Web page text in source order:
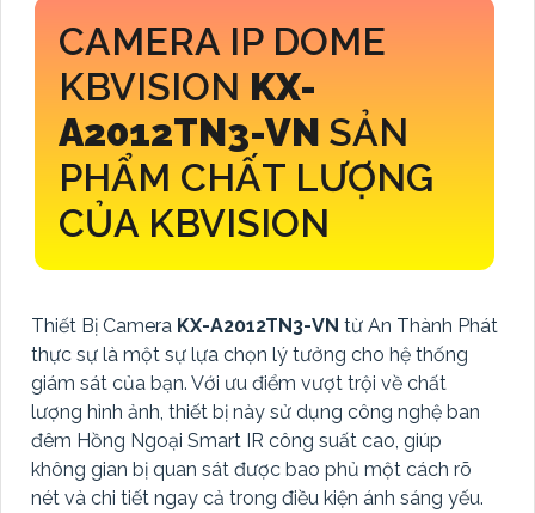
CAMERA IP DOME
KBVISION KX-
A2012TN3-VN SẢN
PHẨM CHẤT LƯỢNG
CỦA KBVISION
Thiết Bị Camera KX-A2012TN3-VN từ An Thành Phát
thực sự là một sự lựa chọn lý tưởng cho hệ thống
giám sát của bạn. Với ưu điểm vượt trội về chất
lượng hình ảnh, thiết bị này sử dụng công nghệ ban
đêm Hồng Ngoại Smart IR công suất cao, giúp
không gian bị quan sát được bao phủ một cách rõ
nét và chi tiết ngay cả trong điều kiện ánh sáng yếu.